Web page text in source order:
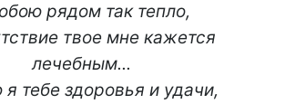
рядом так тепло,
твое мне кажется
лечебным...
тебе здоровья и удачи,